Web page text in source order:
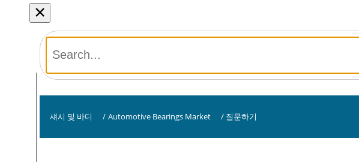
×
섀시 및 바디 / Automotive Bearings Market / 질문하기